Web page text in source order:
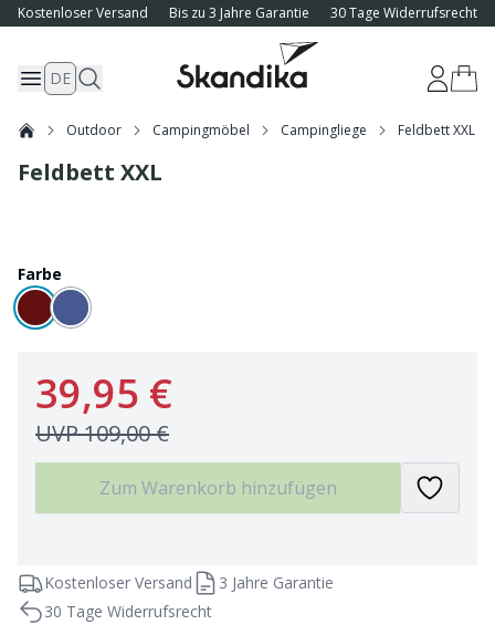
Kostenloser Versand Bis zu 3 Jahre Garantie 30 Tage Widerrufsrecht
DE
Outdoor Campingmöbel Campingliege Feldbett XXL
Feldbett XXL
Farbe
39,95 €
UVP109,00 €
Zum Warenkorb hinzufügen
Kostenloser Versand
3 Jahre Garantie
30 Tage Widerrufsrecht